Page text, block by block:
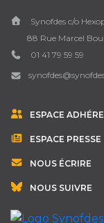
Synofdes c/o
88 Rue Marcel
01 41 79 59 59
ESPACE
ESPACE PRESSE
NOUS ÉCRIRE
NOUS SUIVRE